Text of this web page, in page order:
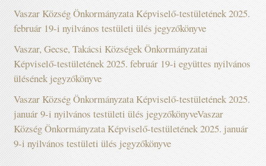
Vaszar Község Önkormányzata Képviselő-testületének 2025.
február 19-i nyilvános testületi ülés jegyzőkönyve
Vaszar, Gecse, Takácsi Községek Önkormányzatai
Képviselő-testületének 2025. február 19-i együttes nyilvános
ülésének jegyzőkönyve
Vaszar Község Önkormányzata Képviselő-testületének 2025.
január 9-i nyilvános testületi ülés jegyzőkönyveVaszar
Község Önkormányzata Képviselő-testületének 2025. január
9-i nyilvános testületi ülés jegyzőkönyve